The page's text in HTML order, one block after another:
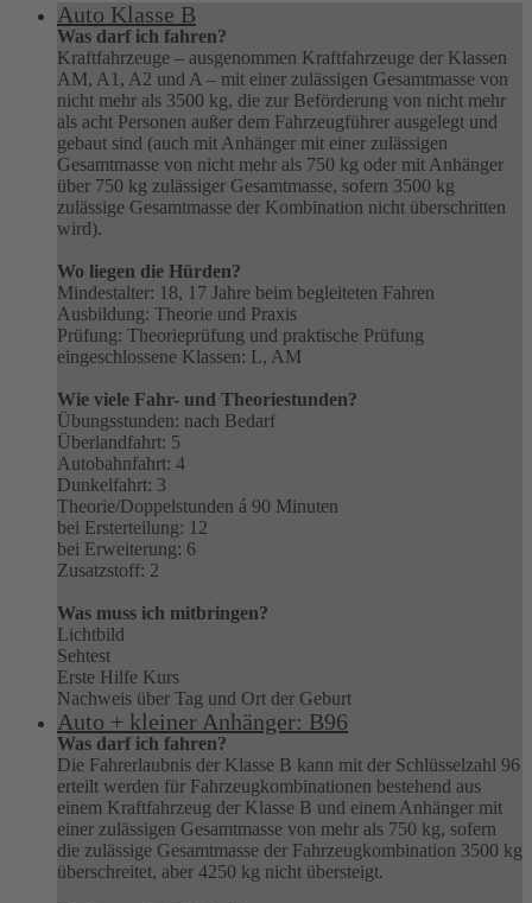
Auto Klasse B
Was darf ich fahren?
Kraftfahrzeuge – ausgenommen Kraftfahrzeuge der Klassen
AM, A1, A2 und A – mit einer zulässigen Gesamtmasse von
nicht mehr als 3500 kg, die zur Beförderung von nicht mehr
als acht Personen außer dem Fahrzeugführer ausgelegt und
gebaut sind (auch mit Anhänger mit einer zulässigen
Gesamtmasse von nicht mehr als 750 kg oder mit Anhänger
über 750 kg zulässiger Gesamtmasse, sofern 3500 kg
zulässige Gesamtmasse der Kombination nicht überschritten
wird).
Wo liegen die Hürden?
Mindestalter: 18, 17 Jahre beim begleiteten Fahren
Ausbildung: Theorie und Praxis
Prüfung: Theorieprüfung und praktische Prüfung
eingeschlossene Klassen: L, AM
Wie viele Fahr- und Theoriestunden?
Übungsstunden: nach Bedarf
Überlandfahrt: 5
Autobahnfahrt: 4
Dunkelfahrt: 3
Theorie/Doppelstunden á 90 Minuten
bei Ersterteilung: 12
bei Erweiterung: 6
Zusatzstoff: 2
Was muss ich mitbringen?
Lichtbild
Sehtest
Erste Hilfe Kurs
Nachweis über Tag und Ort der Geburt
Auto + kleiner Anhänger: B96
Was darf ich fahren?
Die Fahrerlaubnis der Klasse B kann mit der Schlüsselzahl 96
erteilt werden für Fahrzeugkombinationen bestehend aus
einem Kraftfahrzeug der Klasse B und einem Anhänger mit
einer zulässigen Gesamtmasse von mehr als 750 kg, sofern
die zulässige Gesamtmasse der Fahrzeugkombination 3500 kg
überschreitet, aber 4250 kg nicht übersteigt.